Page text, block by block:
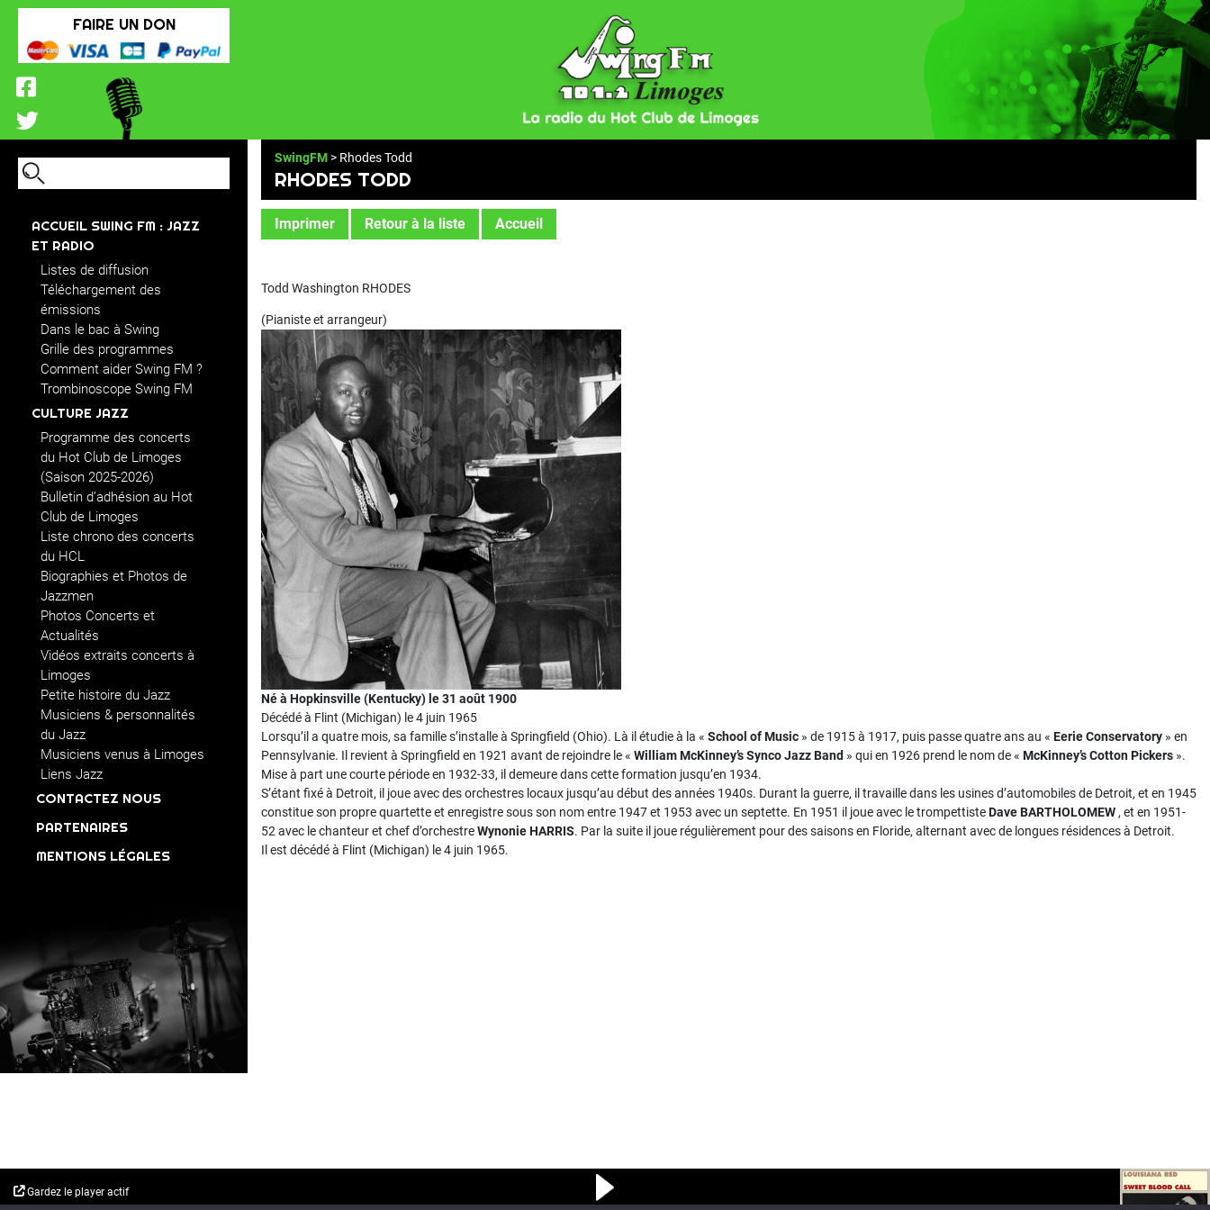
FAIRE UN DON
ACCUEIL SWING FM : JAZZ
ET RADIO
Listes de diffusion
Téléchargement des
émissions
Dans le bac à Swing
Grille des programmes
Comment aider Swing FM ?
Trombinoscope Swing FM
CULTURE JAZZ
Programme des concerts
du Hot Club de Limoges
(Saison 2025-2026)
Bulletin d’adhésion au Hot
Club de Limoges
Liste chrono des concerts
du HCL
Biographies et Photos de
Jazzmen
Photos Concerts et
Actualités
Vidéos extraits concerts à
Limoges
Petite histoire du Jazz
Musiciens & personnalités
du Jazz
Musiciens venus à Limoges
Liens Jazz
CONTACTEZ NOUS
PARTENAIRES
MENTIONS LÉGALES
SwingFM > Rhodes Todd
RHODES TODD
Imprimer Retour à la liste Accueil
Todd Washington RHODES
(Pianiste et arrangeur)
Né à Hopkinsville (Kentucky) le 31 août 1900
Décédé à Flint (Michigan) le 4 juin 1965
Lorsqu’il a quatre mois, sa famille s’installe à Springfield (Ohio). Là il étudie à la « School of Music » de 1915 à 1917, puis passe quatre ans au « Eerie Conservatory » en
Pennsylvanie. Il revient à Springfield en 1921 avant de rejoindre le « William McKinney’sSynco Jazz Band » qui en 1926 prend le nom de « McKinney’s Cotton Pickers ».
Mise à part une courte période en 1932-33, il demeure dans cette formation jusqu’en 1934.
S’étant fixé à Detroit, il joue avec des orchestres locaux jusqu’au début des années 1940s. Durant la guerre, il travaille dans les usines d’automobiles de Detroit, et en 1945
constitue son propre quartette et enregistre sous son nom entre 1947 et 1953 avec un septette. En 1951 il joue avec le trompettisteDave BARTHOLOMEW , et en 1951-
52 avec le chanteur et chef d’orchestreWynonie HARRIS. Par la suite il joue régulièrement pour des saisons en Floride, alternant avec de longues résidences à Detroit.
Il est décédé à Flint (Michigan) le 4 juin 1965.
Gardez le player actif